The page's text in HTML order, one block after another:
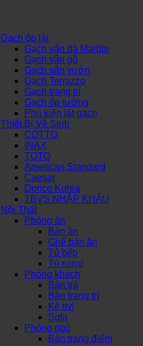
Gạch ốp lát
Gạch vân đá Marble
Gạch vân gỗ
Gạch sân vườn
Gạch Terrazzo
Gạch trang trí
Gạch ốp tường
Phụ kiện lát gạch
Thiết Bị Vệ Sinh
COTTO
INAX
TOTO
American Standard
Caesar
Dorico Korea
TBVS NHẬP KHẨU
Nội Thất
Phòng ăn
Bàn ăn
Ghế bàn ăn
Tủ bếp
Tủ rượu
Phòng khách
Bàn trà
Bàn trang trí
Kệ tivi
Sofa
Phòng ngủ
Bàn trang điểm